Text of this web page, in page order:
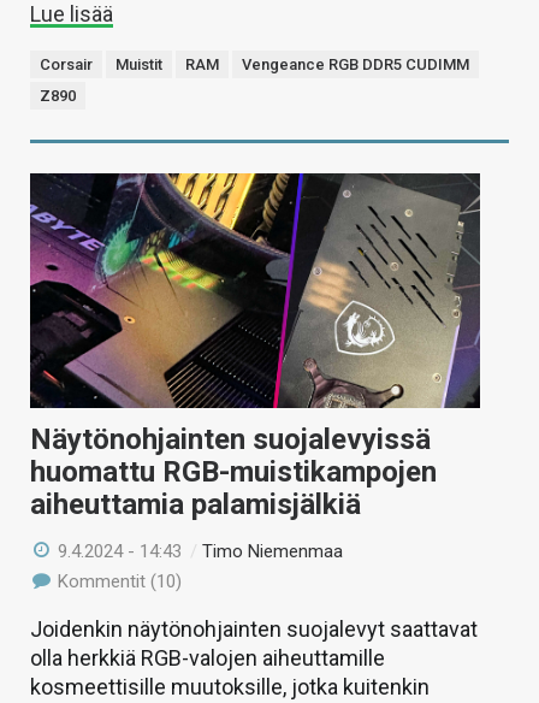
Lue lisää
Corsair Muistit RAM
Vengeance RGB DDR5 CUDIMM
Z890
Näytönohjainten suojalevyissä
huomattu RGB-muistikampojen
aiheuttamia palamisjälkiä
9.4.2024 - 14:43 /Timo Niemenmaa
Kommentit (10)
Joidenkin näytönohjainten suojalevyt saattavat
olla herkkiä RGB-valojen aiheuttamille
kosmeettisille muutoksille, jotka kuitenkin